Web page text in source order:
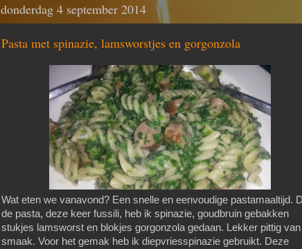
donderdag 4 september 2014
Pasta met spinazie, lamsworstjes en gorgonzola
Wat eten we vanavond? Een snelle en eenvoudige pastamaaltijd.
de pasta, deze keer fussili, heb ik spinazie, goudbruin gebakken
stukjes lamsworst en blokjes gorgonzola gedaan. Lekker pittig van
smaak. Voor het gemak heb ik diepvriesspinazie gebruikt. Deze